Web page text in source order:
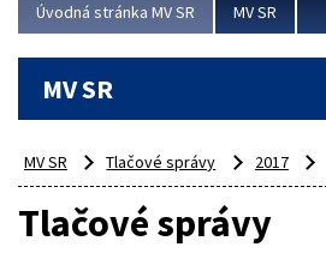
Úvodná stránka MV SR MV SR
MV SR
MV SR Tlačové správy 2017
Tlačové správy